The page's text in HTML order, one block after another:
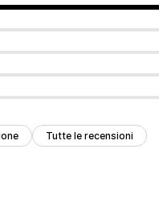
Tutte le recensioni